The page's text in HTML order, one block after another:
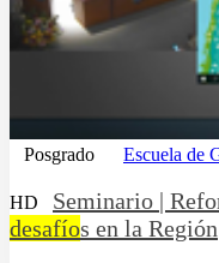
Posgrado Escuela de
HD
Seminario |
desafíos en la Región